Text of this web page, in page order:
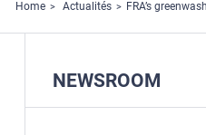
Home Actualités FRA’s
NEWSROOM